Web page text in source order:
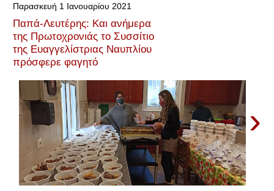
Παρασκευή 1 Ιανουαρίου 2021
Παπά-Λευτέρης: Και ανήμερα
της Πρωτοχρονιάς το Συσσίτιο
της Ευαγγελίστριας Ναυπλίου
πρόσφερε φαγητό
›